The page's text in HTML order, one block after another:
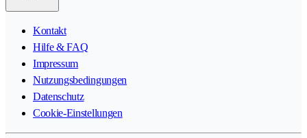
Kontakt
Hilfe & FAQ
Impressum
Nutzungsbedingungen
Datenschutz
Cookie-Einstellungen